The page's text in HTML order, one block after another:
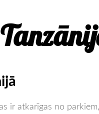
ir atkarīgas no